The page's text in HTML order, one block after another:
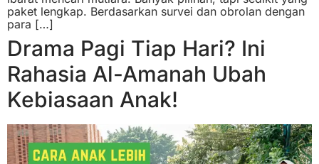
paket lengkap. Berdasarkan survei dan obrolan dengan
para […]
Drama Pagi Tiap Hari? Ini
Rahasia Al-Amanah Ubah
Kebiasaan Anak!